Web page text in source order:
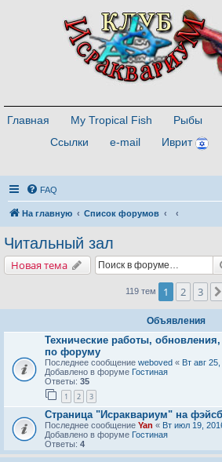
Главная My Tropical Fish Рыбы
Ссылки
e-mail Иврит
FAQ
На главную Список форумов
Читальный зал
Новая тема
119 тем 1 2 3
Объявления
Технические работы,
по форуму
Последнее сообщение weboved « Вт авг
Добавлено в форуме Гостиная
Ответы: 35
1 2 3
Страница "Исраквариум" на
Последнее сообщение Yan « Вт июл 19,
Добавлено в форуме Гостиная
Ответы: 4